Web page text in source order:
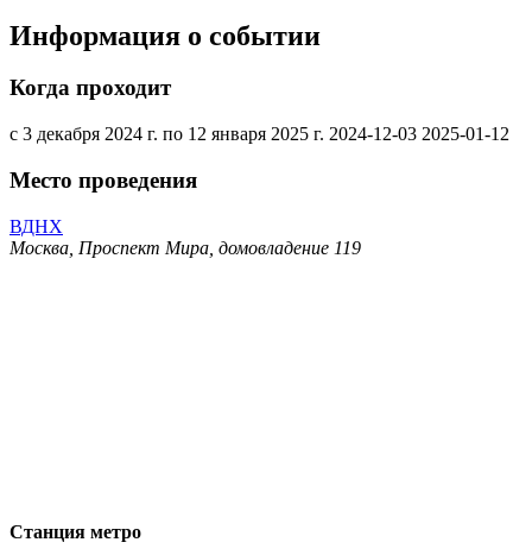
Информация о событии
Когда проходит
с 3 декабря 2024 г. по 12 января 2025 г. 2024-12-03 2025-01-12
Место проведения
ВДНХ
Москва, Проспект Мира, домовладение 119
Станция метро